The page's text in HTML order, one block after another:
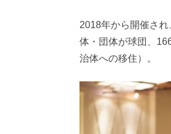
2018年から開催さ
体・団体が球団、
治体への移住）。